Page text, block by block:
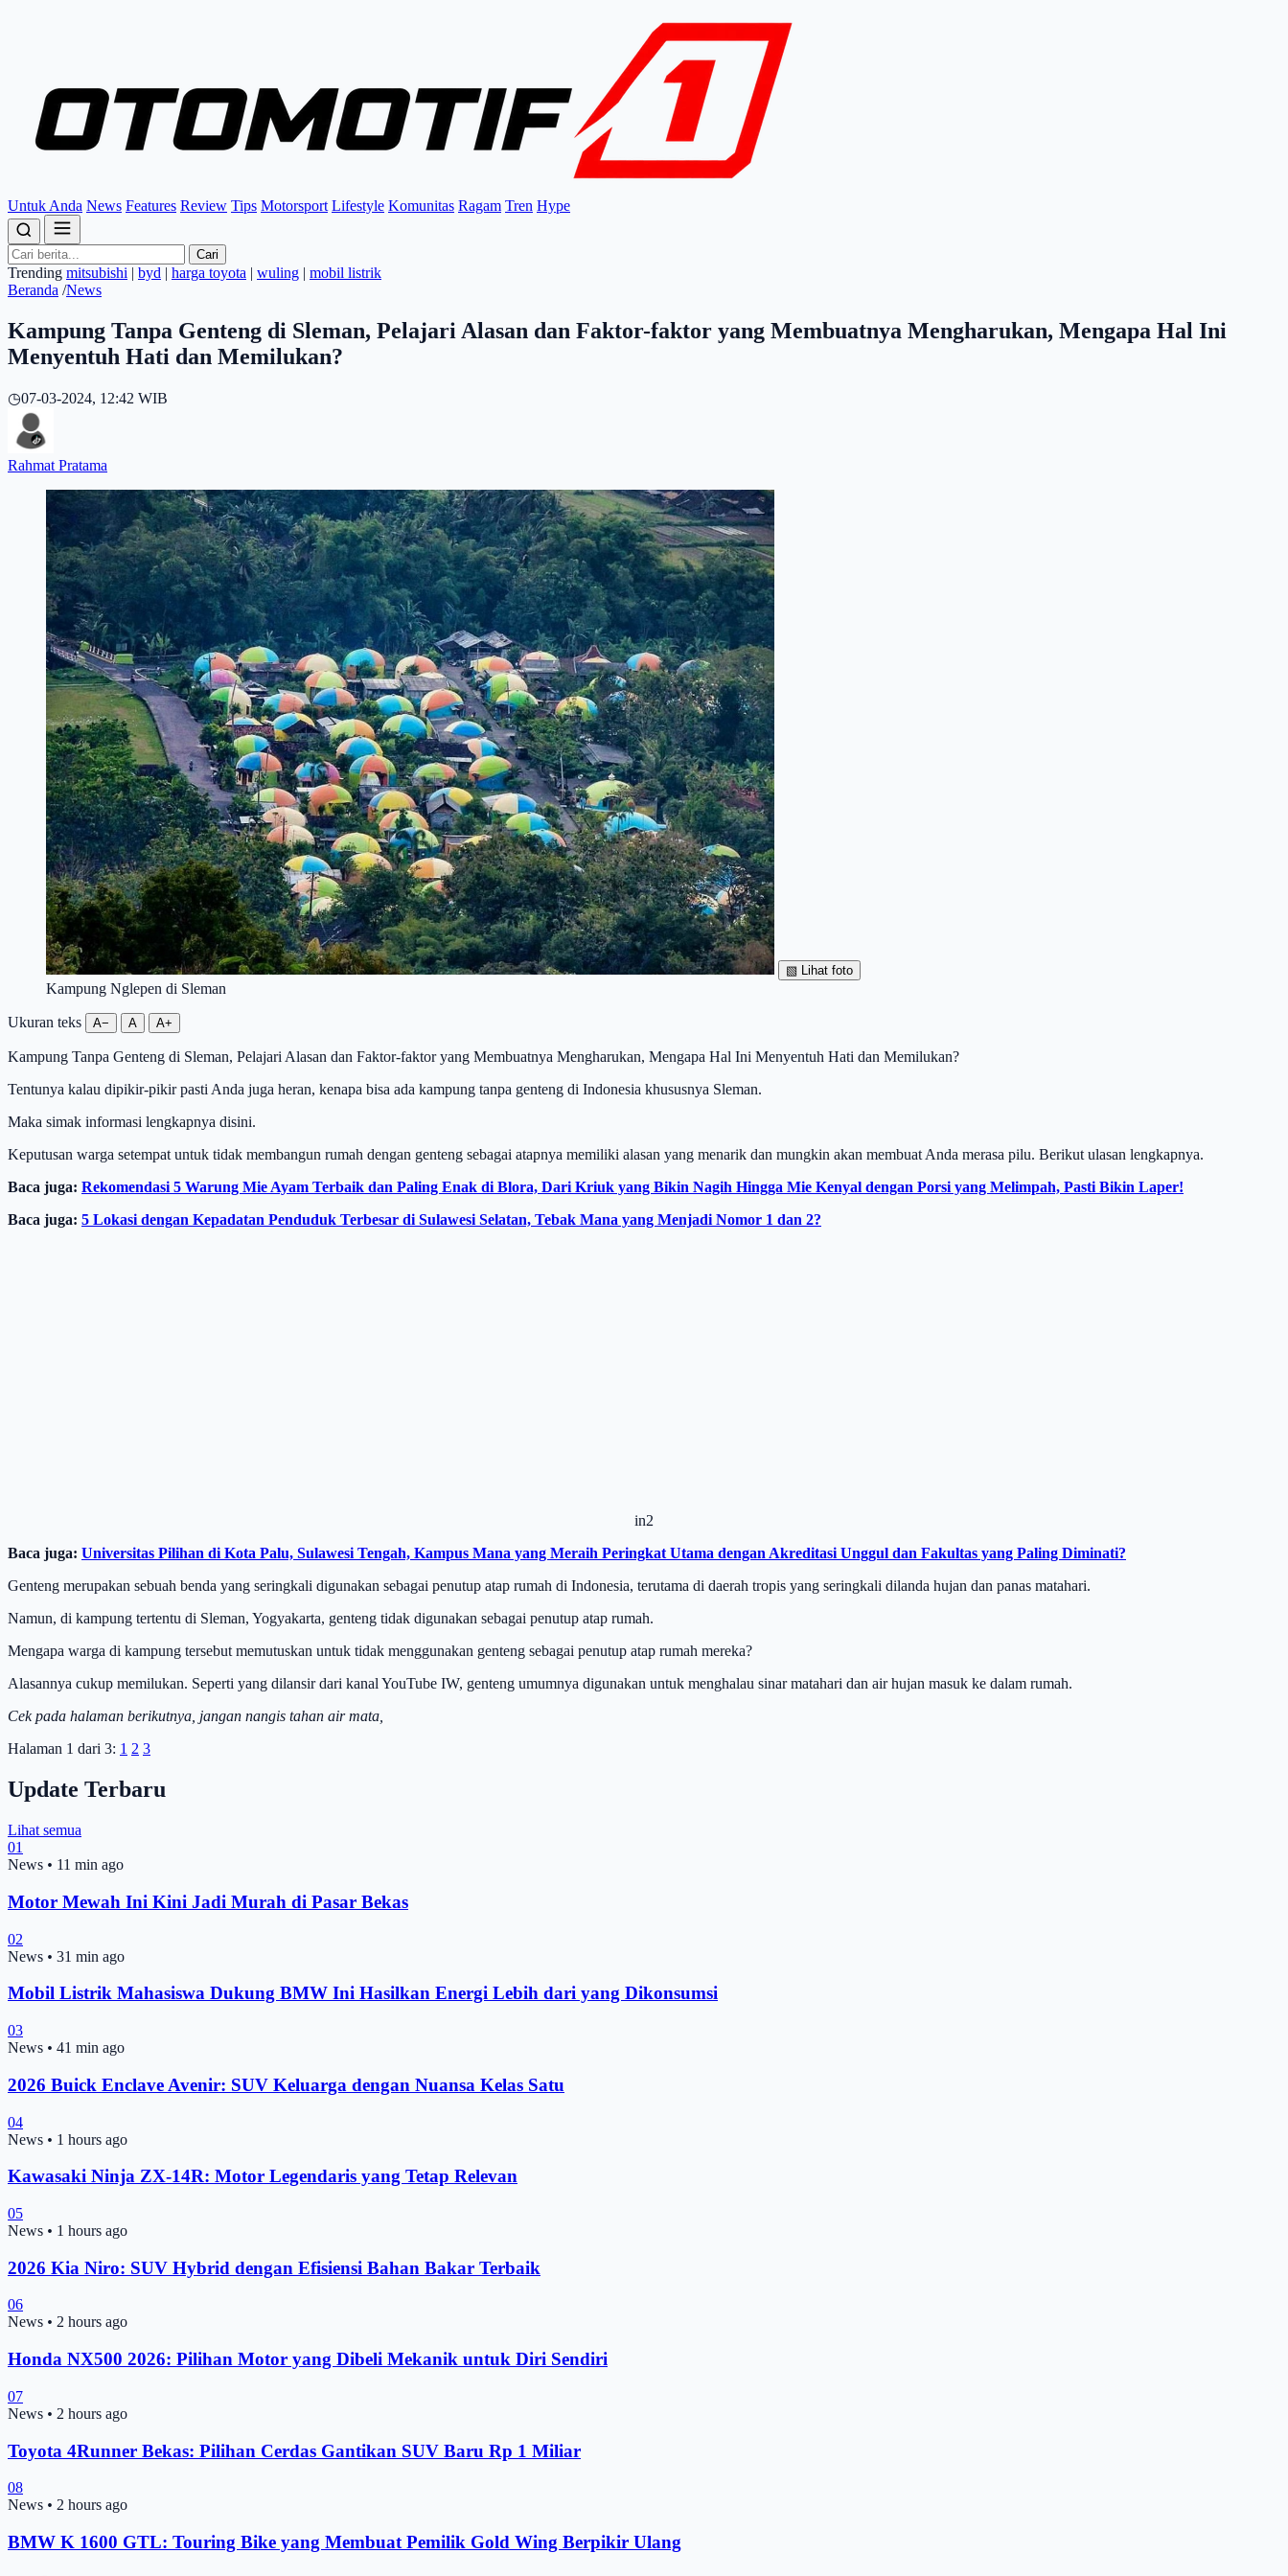
Untuk Anda News Features Review Tips Motorsport Lifestyle Komunitas Ragam Tren Hype
Cari
Trending mitsubishi | byd | harga toyota | wuling | mobil listrik
Beranda /News
Kampung Tanpa Genteng di Sleman, Pelajari Alasan dan Faktor-faktor yang Membuatnya Mengharukan, Mengapa Hal Ini
Menyentuh Hati dan Memilukan?
◷07-03-2024, 12:42 WIB
Rahmat Pratama
▧ Lihat foto
Kampung Nglepen di Sleman
Ukuran teks A− A A+
Kampung Tanpa Genteng di Sleman, Pelajari Alasan dan Faktor-faktor yang Membuatnya Mengharukan, Mengapa Hal Ini Menyentuh Hati dan Memilukan?
Tentunya kalau dipikir-pikir pasti Anda juga heran, kenapa bisa ada kampung tanpa genteng di Indonesia khususnya Sleman.
Maka simak informasi lengkapnya disini.
Keputusan warga setempat untuk tidak membangun rumah dengan genteng sebagai atapnya memiliki alasan yang menarik dan mungkin akan membuat Anda merasa pilu. Berikut ulasan lengkapnya.
Baca juga: Rekomendasi 5 Warung Mie Ayam Terbaik dan Paling Enak di Blora, Dari Kriuk yang Bikin Nagih Hingga Mie Kenyal dengan Porsi yang Melimpah, Pasti Bikin Laper!
Baca juga: 5 Lokasi dengan Kepadatan Penduduk Terbesar di Sulawesi Selatan, Tebak Mana yang Menjadi Nomor 1 dan 2?
in2
Baca juga: Universitas Pilihan di Kota Palu, Sulawesi Tengah, Kampus Mana yang Meraih Peringkat Utama dengan Akreditasi Unggul dan Fakultas yang Paling Diminati?
Genteng merupakan sebuah benda yang seringkali digunakan sebagai penutup atap rumah di Indonesia, terutama di daerah tropis yang seringkali dilanda hujan dan panas matahari.
Namun, di kampung tertentu di Sleman, Yogyakarta, genteng tidak digunakan sebagai penutup atap rumah.
Mengapa warga di kampung tersebut memutuskan untuk tidak menggunakan genteng sebagai penutup atap rumah mereka?
Alasannya cukup memilukan. Seperti yang dilansir dari kanal YouTube IW, genteng umumnya digunakan untuk menghalau sinar matahari dan air hujan masuk ke dalam rumah.
Cek pada halaman berikutnya, jangan nangis tahan air mata,
Halaman 1 dari 3: 1 2 3
Update Terbaru
Lihat semua
01
News • 11 min ago
Motor Mewah Ini Kini Jadi Murah di Pasar Bekas
02
News • 31 min ago
Mobil Listrik Mahasiswa Dukung BMW Ini Hasilkan Energi Lebih dari yang Dikonsumsi
03
News • 41 min ago
2026 Buick Enclave Avenir: SUV Keluarga dengan Nuansa Kelas Satu
04
News • 1 hours ago
Kawasaki Ninja ZX-14R: Motor Legendaris yang Tetap Relevan
05
News • 1 hours ago
2026 Kia Niro: SUV Hybrid dengan Efisiensi Bahan Bakar Terbaik
06
News • 2 hours ago
Honda NX500 2026: Pilihan Motor yang Dibeli Mekanik untuk Diri Sendiri
07
News • 2 hours ago
Toyota 4Runner Bekas: Pilihan Cerdas Gantikan SUV Baru Rp 1 Miliar
08
News • 2 hours ago
BMW K 1600 GTL: Touring Bike yang Membuat Pemilik Gold Wing Berpikir Ulang